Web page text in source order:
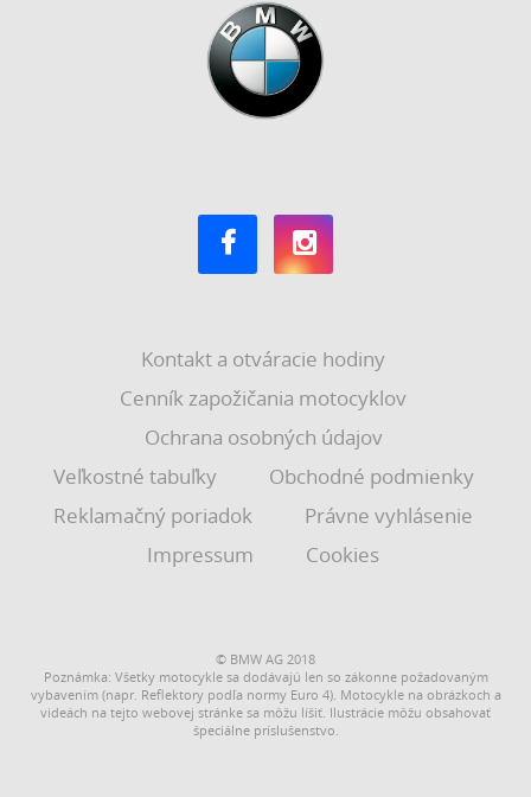
Kontakt a otváracie hodiny
Cenník zapožičania motocyklov
Ochrana osobných údajov
Veľkostné tabuľky
Obchodné podmienky
Reklamačný poriadok
Právne vyhlásenie
Impressum
Cookies
© BMW AG 2018
Poznámka: Všetky motocykle sa dodávajú len so zákonne požadovaným
vybavením (napr. Reflektory podľa normy Euro 4). Motocykle na obrázkoch a
videách na tejto webovej stránke sa môžu líšiť. Ilustrácie môžu obsahovať
špeciálne príslušenstvo.